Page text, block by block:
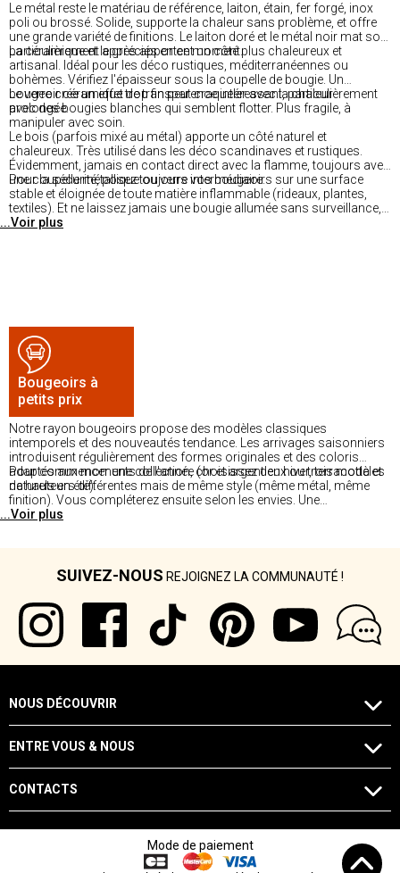
Le métal reste le matériau de référence, laiton, étain, fer forgé, inox
poli ou brossé. Solide, supporte la chaleur sans problème, et offre
une grande variété de finitions. Le laiton doré et le métal noir mat sont
particulièrement appréciés en ce moment.
La céramique et le grès apportent un côté plus chaleureux et
artisanal. Idéal pour les déco rustiques, méditerranéennes ou
bohèmes. Vérifiez l'épaisseur sous la coupelle de bougie. Un
bougeoir céramique trop fin peut craqueler avec la chaleur
prolongée.
Le verre crée un effet de transparence intéressant, particulièrement
avec des bougies blanches qui semblent flotter. Plus fragile, à
manipuler avec soin.
Le bois (parfois mixé au métal) apporte un côté naturel et
chaleureux. Très utilisé dans les déco scandinaves et rustiques.
Évidemment, jamais en contact direct avec la flamme, toujours avec
une coupelle métallique ou verre intermédiaire.
Pour la sécurité, posez toujours vos bougeoirs sur une surface
stable et éloignée de toute matière inflammable (rideaux, plantes,
textiles). Et ne laissez jamais une bougie allumée sans surveillance,
surtout en présence d'enfants ou animaux.
...Voir plus
Bougeoirs à
petits prix
Notre rayon bougeoirs propose des modèles classiques
intemporels et des nouveautés tendance. Les arrivages saisonniers
introduisent régulièrement des formes originales et des coloris
adaptés aux moments de l'année (or et argent en hiver, terracotta et
naturels en été).
Pour commencer une collection, choisissez deux ou trois modèles
de hauteurs différentes mais de même style (même métal, même
finition). Vous compléterez ensuite selon les envies. Une
présentation cohérente de plusieurs bougeoirs dépareillés mais
...Voir plus
SUIVEZ-NOUS REJOIGNEZ LA COMMUNAUTÉ !
NOUS DÉCOUVRIR
ENTRE VOUS & NOUS
CONTACTS
Mode de paiement